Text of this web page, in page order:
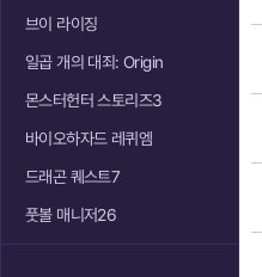
브이 라이징
일곱 개의 대죄: Origin
몬스터헌터 스토리즈3
바이오하자드 레퀴엠
드래곤 퀘스트7
풋볼 매니저26